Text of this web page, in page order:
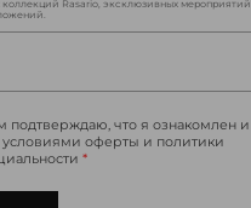
коллекций Rasario, эксклюзивных мероприятий
подтверждаю, что я ознакомлен и
условиями оферты и политики
*